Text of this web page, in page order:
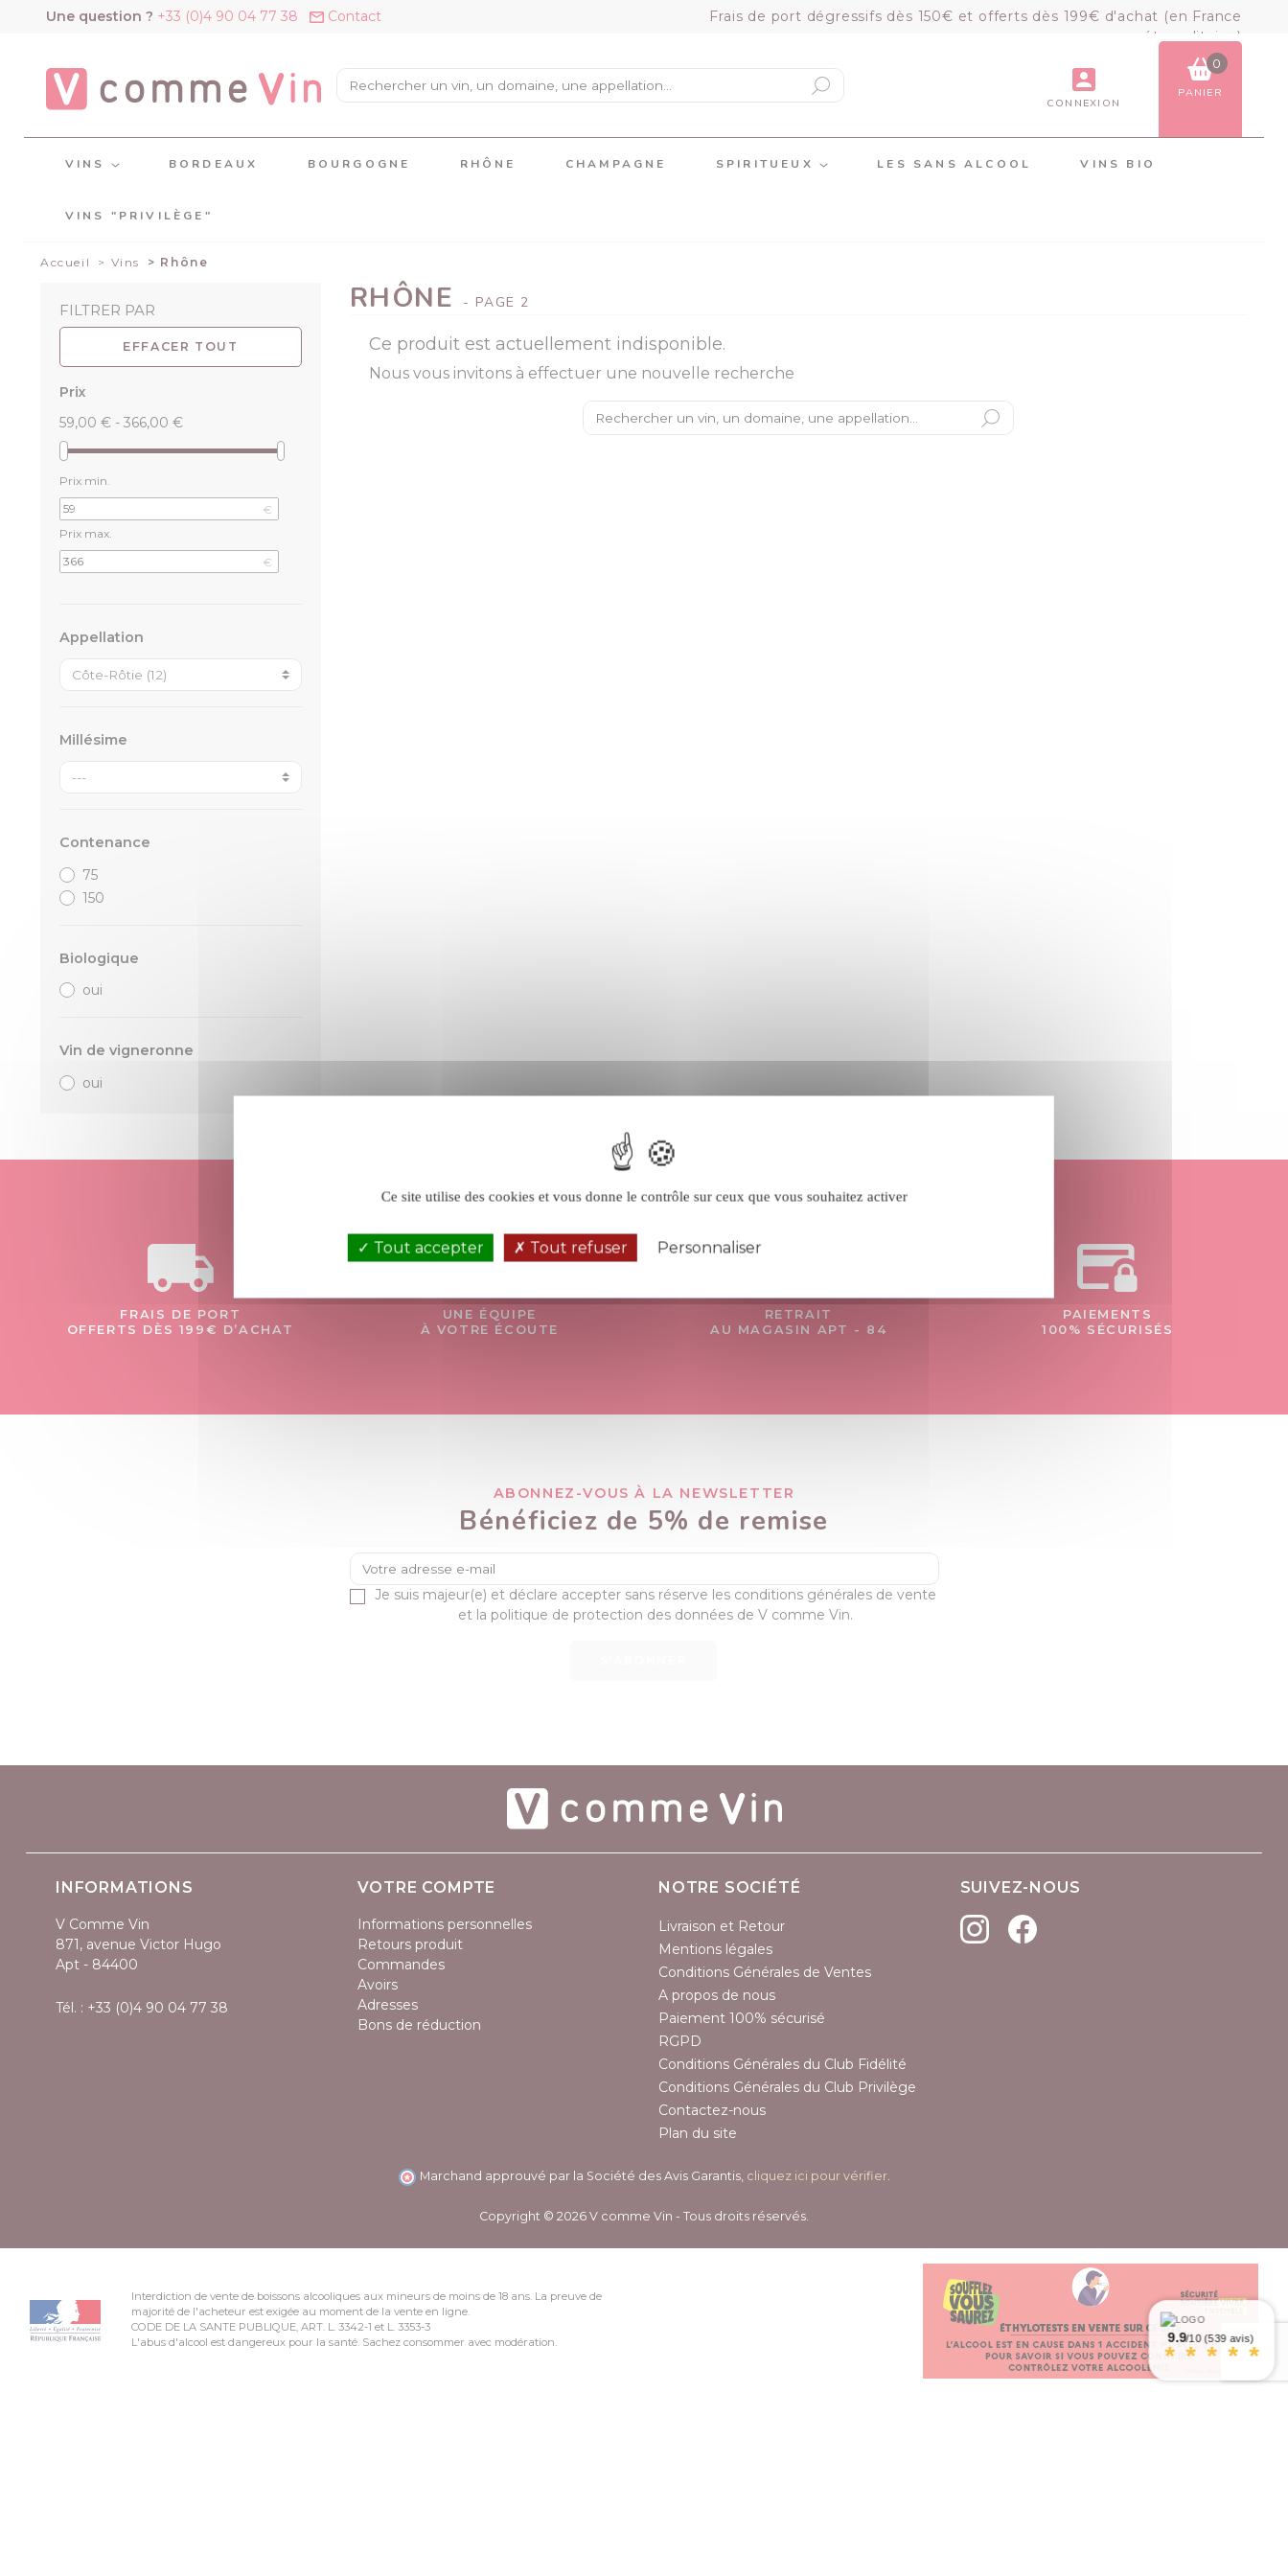
Une question ? +33 (0)4 90 04 77 38 Contact
Frais de port dégressifs dès 150€ et offerts dès 199€ d'achat (en France
métropolitaine)
CONNEXION
0
PANIER
VOIR LE PANIER COMMANDER
VINS BORDEAUX BOURGOGNE RHÔNE CHAMPAGNE SPIRITUEUX LES SANS ALCOOL VINS BIO
VINS "PRIVILÈGE"
Accueil Vins Rhône
FILTRER PAR
EFFACER TOUT
Prix
59,00 € - 366,00 €
Prix min.
€
Prix max.
€
Appellation
Millésime
Contenance
75
150
Biologique
oui
Vin de vigneronne
oui
RHÔNE - PAGE 2
Ce produit est actuellement indisponible.
Nous vous invitons à effectuer une nouvelle recherche
FRAIS DE PORT
OFFERTS DÈS 199€ D’ACHAT
UNE ÉQUIPE
À VOTRE ÉCOUTE
RETRAIT
AU MAGASIN APT - 84
PAIEMENTS
100% SÉCURISÉS
ABONNEZ-VOUS À LA NEWSLETTER
Bénéficiez de 5% de remise
Je suis majeur(e) et déclare accepter sans réserve les conditions générales de vente
et la politique de protection des données de V comme Vin.
INFORMATIONS
V Comme Vin
871, avenue Victor Hugo
Apt - 84400
Tél. : +33 (0)4 90 04 77 38
VOTRE COMPTE
Informations personnelles
Retours produit
Commandes
Avoirs
Adresses
Bons de réduction
NOTRE SOCIÉTÉ
Livraison et Retour
Mentions légales
Conditions Générales de Ventes
A propos de nous
Paiement 100% sécurisé
RGPD
Conditions Générales du Club Fidélité
Conditions Générales du Club Privilège
Contactez-nous
Plan du site
SUIVEZ-NOUS
Marchand approuvé par la Société des Avis Garantis, cliquez ici pour vérifier.
Copyright © 2026 V comme Vin - Tous droits réservés.
Interdiction de vente de boissons alcooliques aux mineurs de moins de 18 ans. La preuve de
majorité de l'acheteur est exigée au moment de la vente en ligne.
CODE DE LA SANTE PUBLIQUE, ART. L. 3342-1 et L. 3353-3
L'abus d'alcool est dangereux pour la santé. Sachez consommer avec modération.
9.9/10 (539 avis)
* * * * *
Panneau de gestion des cookies
Ce site utilise des cookies et vous donne le contrôle sur ceux que vous souhaitez activer
Tout accepter Tout refuser Personnaliser